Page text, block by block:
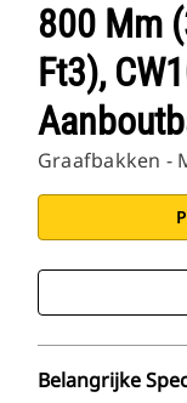
800 Mm
Ft3),
Graafbakken -
Belangrijke